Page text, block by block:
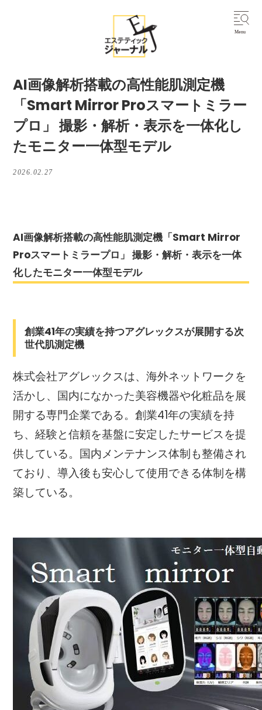
AI画像解析搭載の高性能肌測定機
「Smart Mirror Proスマートミラー
プロ」 撮影・解析・表示を一体化し
たモニター一体型モデル
2026.02.27
AI画像解析搭載の高性能肌測定機「Smart Mirror
Proスマートミラープロ」 撮影・解析・表示を一体
化したモニター一体型モデル
創業41年の実績を持つアグレックスが展開する次
世代肌測定機
株式会社アグレックスは、海外ネットワークを
活かし、国内になかった美容機器や化粧品を展
開する専門企業である。創業41年の実績を持
ち、経験と信頼を基盤に安定したサービスを提
供している。国内メンテナンス体制も整備され
ており、導入後も安心して使用できる体制を構
築している。